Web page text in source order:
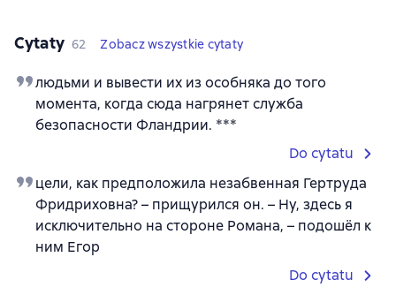
Cytaty 62 Zobacz wszystkie cytaty
людьми и вывести их из особняка до того
момента, когда сюда нагрянет служба
безопасности Фландрии. ***
Do cytatu
цели, как предположила незабвенная Гертруда
Фридриховна? – прищурился он. – Ну, здесь я
исключительно на стороне Романа, – подошёл к
ним Егор
Do cytatu